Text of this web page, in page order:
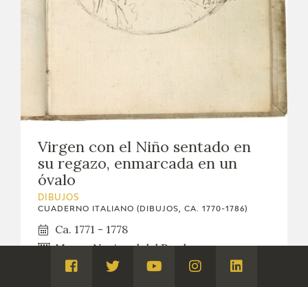
Virgen con el Niño sentado en
su regazo, enmarcada en un
óvalo
DIBUJOS
CUADERNO ITALIANO (DIBUJOS, CA. 1770-1786)
Ca. 1771 - 1778
Museo Nacional del Prado
Visita
Visita
Visita
Visita
Visita